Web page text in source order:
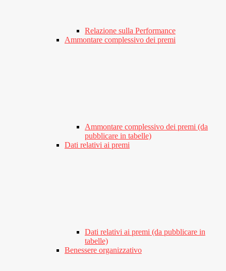
Relazione sulla Performance
Ammontare complessivo dei premi
Ammontare complessivo dei premi (da
pubblicare in tabelle)
Dati relativi ai premi
Dati relativi ai premi (da pubblicare in
tabelle)
Benessere organizzativo